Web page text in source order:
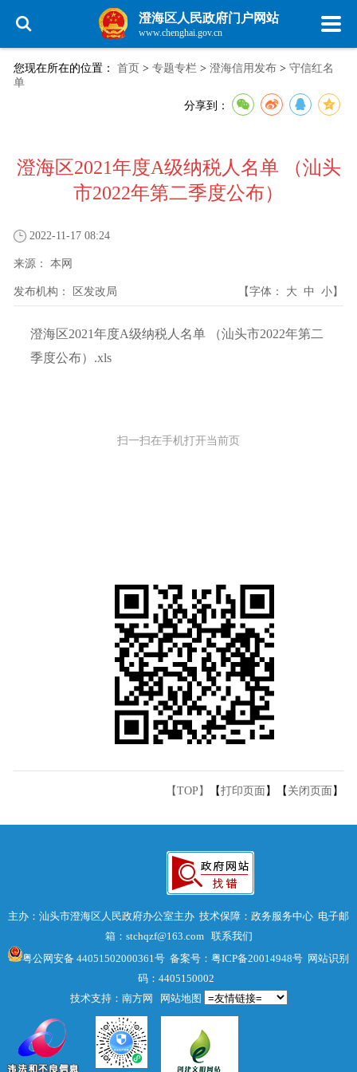
澄海区人民政府门户网站
www.chenghai.gov.cn
您现在所在的位置： 首页 > 专题专栏 > 澄海信用发布 > 守信红名
单
分享到：
澄海区2021年度A级纳税人名单 （汕头
市2022年第二季度公布）
2022-11-17 08:24
来源： 本网
发布机构： 区发改局 【字体： 大 中 小】
澄海区2021年度A级纳税人名单 （汕头市2022年第二
季度公布）.xls
扫一扫在手机打开当前页
【TOP】 【打印页面 】【 关闭页面 】
主办：汕头市澄海区人民政府办公室主办 技术保障：政务服务中心 电子邮
箱：stchqzf@163.com 联系我们
粤公网安备 44051502000361号 备案号：粤ICP备20014948号 网站识别
码：4405150002
技术支持：南方网
网站地图